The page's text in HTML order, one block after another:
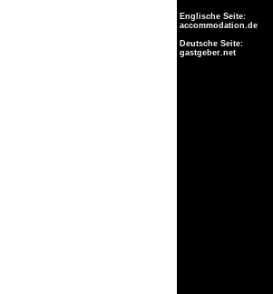
Englische Seite:
accommodation.de
Deutsche Seite:
gastgeber.net